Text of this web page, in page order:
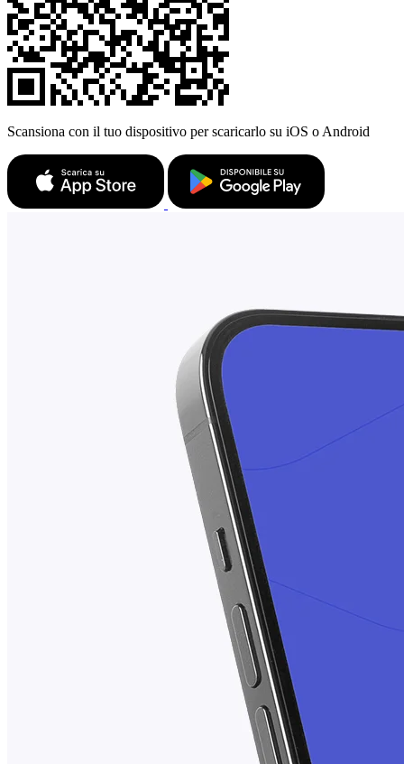
Scansiona con il tuo dispositivo per scaricarlo su iOS o Android